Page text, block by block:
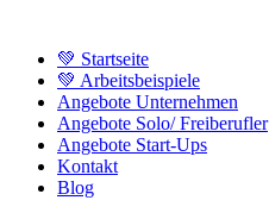
💚 Startseite
💚 Arbeitsbeispiele
Angebote Unternehmen
Angebote Solo/ Freiberufler
Angebote Start-Ups
Kontakt
Blog